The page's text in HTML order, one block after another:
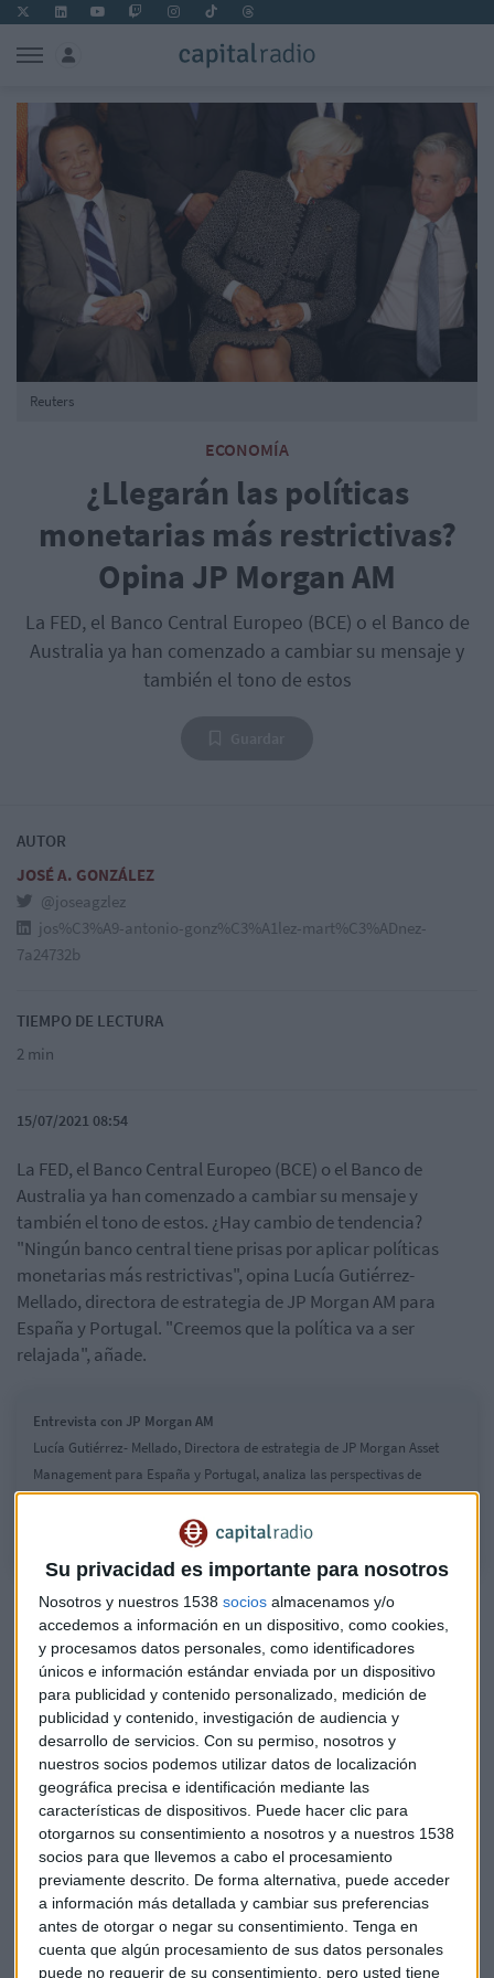
Su privacidad es importante para nosotros
Nosotros y nuestros 1538 socios almacenamos y/o
accedemos a información en un dispositivo, como cookies,
y procesamos datos personales, como identificadores
únicos e información estándar enviada por un dispositivo
para publicidad y contenido personalizado, medición de
publicidad y contenido, investigación de audiencia y
desarrollo de servicios. Con su permiso, nosotros y
nuestros socios podemos utilizar datos de localización
geográfica precisa e identificación mediante las
características de dispositivos. Puede hacer clic para
otorgarnos su consentimiento a nosotros y a nuestros 1538
socios para que llevemos a cabo el procesamiento
previamente descrito. De forma alternativa, puede acceder
a información más detallada y cambiar sus preferencias
antes de otorgar o negar su consentimiento. Tenga en
cuenta que algún procesamiento de sus datos personales
puede no requerir de su consentimiento, pero usted tiene
ECONOMÍA
¿Llegarán las políticas
monetarias más restrictivas?
Opina JP Morgan AM
La FED, el Banco Central Europeo (BCE) o el Banco de
Australia ya han comenzado a cambiar su mensaje y
también el tono de estos
Reuters
AUTOR
JOSÉ A. GONZÁLEZ
@joseagzlez
jos%C3%A9-antonio-gonz%C3%A1lez-mart%C3%ADnez-
7a24732b
TIEMPO DE LECTURA
2 min
15/07/2021 08:54
La FED, el Banco Central Europeo (BCE) o el Banco de
Australia ya han comenzado a cambiar su mensaje y
también el tono de estos. ¿Hay cambio de tendencia?
"Ningún banco central tiene prisas por aplicar políticas
monetarias más restrictivas", opina Lucía Gutiérrez-
Mellado, directora de estrategia de JP Morgan AM para
España y Portugal. "Creemos que la política va a ser
relajada", añade.
Entrevista con JP Morgan AM
Lucía Gutiérrez- Mellado, Directora de estrategia de JP Morgan Asset
Management para España y Portugal, analiza las perspectivas de
crecimiento para los tres próximos meses de la economía mundial
Este mes de julio, el equipo deChristineLagardedejó
descolocado al mundo inversor, "generó dudas, pero es la
misma medida que tomó la FED el verano pasado", destaca
Gutiérrez-Mellado en Capital, la Bolsa y la Vida con Luis
Vicente Muñoz. "Permite tener una política monetaria más
flexible".
¿Qué pasa con China?
El PIB de China creció un 7,9 % interanual en el segundo
trimestre, esto supone una ralentización con respecto al
avance del 18,3 % registrado en el primer trimestre y se
queda algo por debajo de lo esperado por los analistas.
"Fueron los primeros en entrar y salir de esta crisis
sanitaria", recuerda la directora de estrategia de JP Morgan